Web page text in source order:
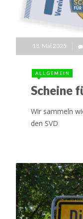
18. Mai 2025
ALLGEMEIN
Scheine
Wir sammeln
den SVD